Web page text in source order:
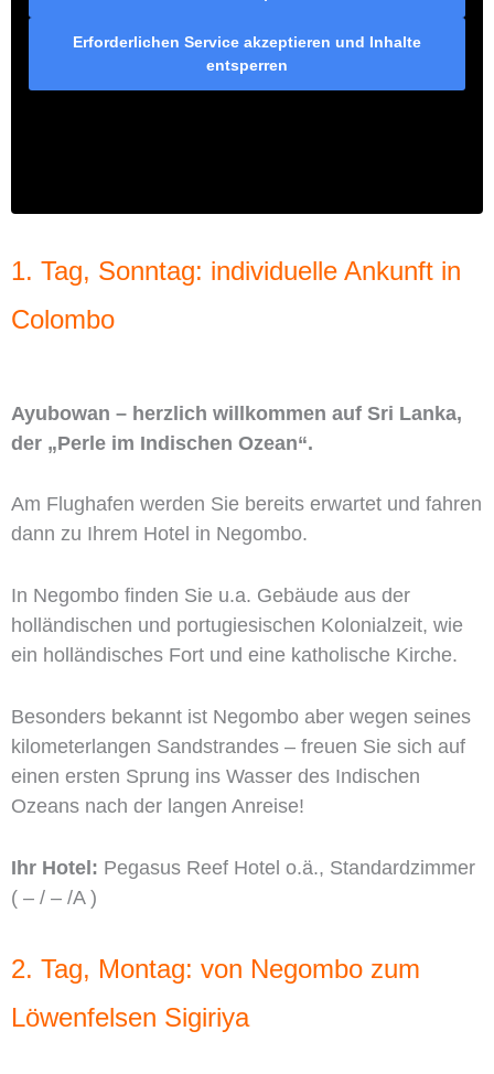
Erforderlichen Service akzeptieren und Inhalte
entsperren
1. Tag, Sonntag: individuelle Ankunft in
Colombo
Ayubowan – herzlich willkommen auf Sri Lanka,
der „Perle im Indischen Ozean“.
Am Flughafen werden Sie bereits erwartet und fahren
dann zu Ihrem Hotel in Negombo.
In Negombo finden Sie u.a. Gebäude aus der
holländischen und portugiesischen Kolonialzeit, wie
ein holländisches Fort und eine katholische Kirche.
Besonders bekannt ist Negombo aber wegen seines
kilometerlangen Sandstrandes – freuen Sie sich auf
einen ersten Sprung ins Wasser des Indischen
Ozeans nach der langen Anreise!
Ihr Hotel: Pegasus Reef Hotel o.ä., Standardzimmer
( – / – /A )
2. Tag, Montag: von Negombo zum
Löwenfelsen Sigiriya